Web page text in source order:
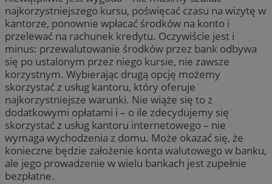
najkorzystniejszego kursu, poświęcać czasu na wizytę w
kantorze, ponownie wpłacać środków na konto i
przelewać na rachunek kredytu. Oczywiście jest i
minus: przewalutowanie środków przez bank odbywa
się po ustalonym przez niego kursie, nie zawsze
korzystnym. Wybierając drugą opcję możemy
skorzystać z usług kantoru, który oferuje
najkorzystniejsze warunki. Nie wiąże się to z
dodatkowymi opłatami i – o ile zdecydujemy się
skorzystać z usług kantoru internetowego – nie
wymaga wychodzenia z domu. Może okazać się, że
konieczne będzie założenie konta walutowego w banku,
ale jego prowadzenie w wielu bankach jest zupełnie
bezpłatne.